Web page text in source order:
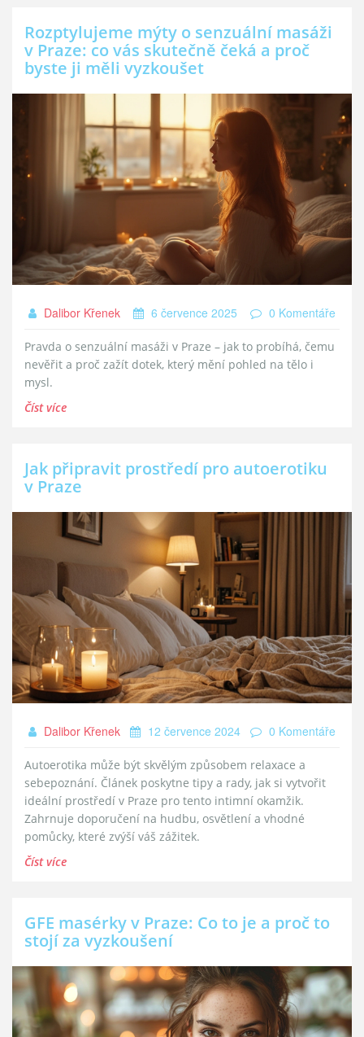
Rozptylujeme mýty o senzuální masáži
v Praze: co vás skutečně čeká a proč
byste ji měli vyzkoušet
Dalibor Křenek 6 července 2025 0 Komentáře
Pravda o senzuální masáži v Praze – jak to probíhá, čemu
nevěřit a proč zažít dotek, který mění pohled na tělo i
mysl.
Číst více
Jak připravit prostředí pro autoerotiku
v Praze
Dalibor Křenek 12 července 2024 0 Komentáře
Autoerotika může být skvělým způsobem relaxace a
sebepoznání. Článek poskytne tipy a rady, jak si vytvořit
ideální prostředí v Praze pro tento intimní okamžik.
Zahrnuje doporučení na hudbu, osvětlení a vhodné
pomůcky, které zvýší váš zážitek.
Číst více
GFE masérky v Praze: Co to je a proč to
stojí za vyzkoušení